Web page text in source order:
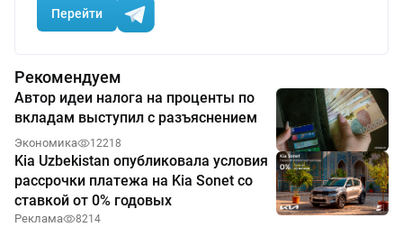
Перейти
Рекомендуем
Автор идеи налога на проценты по
вкладам выступил с разъяснением
Экономика 12218
Kia Uzbekistan опубликовала условия
рассрочки платежа на Kia Sonet со
ставкой от 0% годовых
Реклама 8214